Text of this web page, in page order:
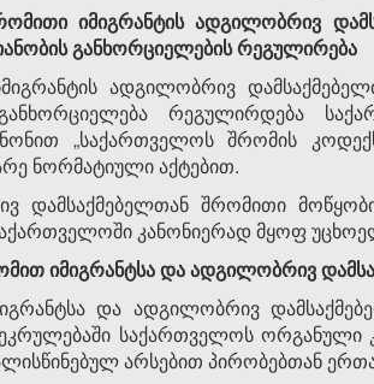
იმიგრანტის ადგილობრივ
განხორციელების რეგულირება
ადგილობრივ
განხორციელება რეგულირდება
„საქართველოს შრომის
ნორმატიული აქტებით.
დამსაქმებელთან შრომითი
კანონიერად მყოფ
იმიგრანტსა და ადგილობრივ
და ადგილობრივ
საქართველოს ორგანული
არსებით პირობებთან